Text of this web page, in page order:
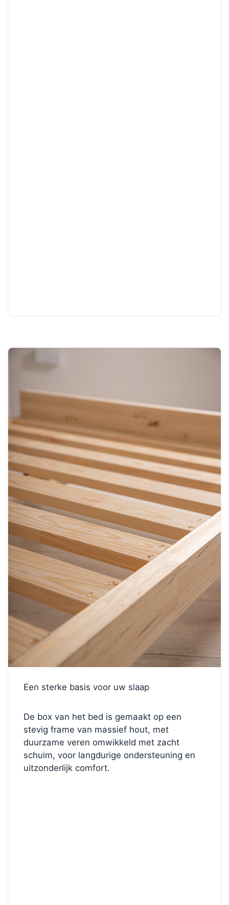
Een sterke basis voor uw slaap
De box van het bed is gemaakt op een
stevig frame van massief hout, met
duurzame veren omwikkeld met zacht
schuim, voor langdurige ondersteuning en
uitzonderlijk comfort.